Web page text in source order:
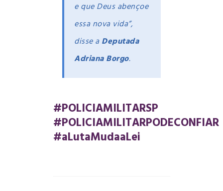
e que Deus abençoe
essa nova vida”,
disse aDeputada
Adriana Borgo.
#POLICIAMILITARSP
#POLICIAMILITARPODECONFIAR
#aLutaMudaaLei